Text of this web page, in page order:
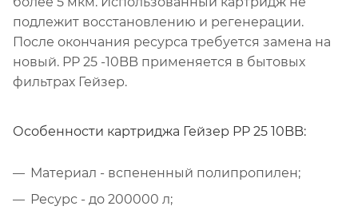
подлежит восстановлению и регенерации.
После окончания ресурса требуется замена на
новый. PP 25 -10BB применяется в бытовых
фильтрах Гейзер.
Особенности картриджа Гейзер PP 25 10BB:
Материал - вспененный полипропилен;
Ресурс - до 200000 л;